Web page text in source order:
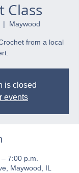
Class
|
Maywood
from a local
is closed
events
7:00 p.m.
Maywood, IL